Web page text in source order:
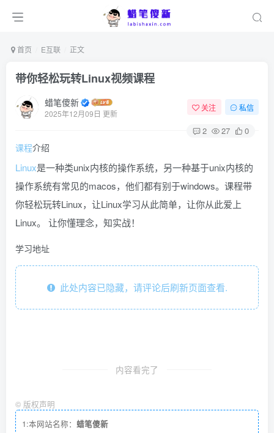
首页 E互联 正文
带你轻松玩转Linux视频课程
蜡笔傻新
2025年12月09日 更新
关注 私信
2 27 0
课程介绍
Linux是一种类unix内核的操作系统，另一种基于unix内核的
操作系统有常见的macos，他们都有别于windows。课程带
你轻松玩转Linux，让Linux学习从此简单，让你从此爱上
Linux。 让你懂理念，知实战！
学习地址
此处内容已隐藏，请评论后刷新页面查看.
内容看完了
© 版权声明
1:本网站名称： 蜡笔傻新